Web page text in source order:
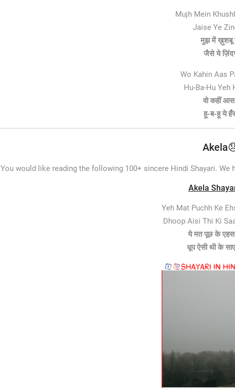
Mujh Mein
Jaise Ye
मुझ में ख़ुशबू
जैसे ये
Wo Kahin Aas
Hu-Ba-Hu Yeh
वो कहीं
हू-ब-हू ये
You would like reading the following 100+ sincere Hindi Shayari.
Akela
Yeh Mat Puchh Ke
Dhoop Aisi Thi Ki
ये मत पूछ के
धूप ऐसी थी के